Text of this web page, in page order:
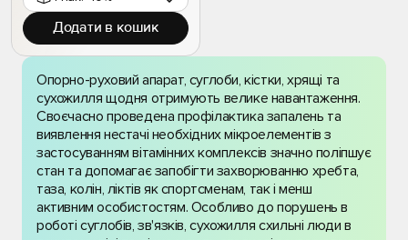
легкість кожному кроку.
Допомагає при болях у
колінах, спині, ліктях, усуває
хруст і дискомфорт.
Додати в кошик
Опорно-руховий апарат, суглоби, кістки, хрящі та
сухожилля щодня отримують велике навантаження.
Своєчасно проведена профілактика запалень та
виявлення нестачі необхідних мікроелементів з
застосуванням вітамінних комплексів значно поліпшує
стан та допомагає запобігти захворюванню хребта,
таза, колін, ліктів як спортсменам, так і менш
активним особистостям. Особливо до порушень в
роботі суглобів, зв'язків, сухожилля схильні люди в